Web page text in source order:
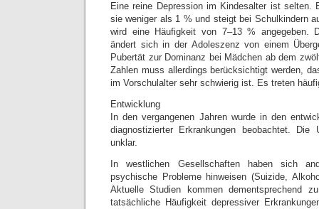
Eine reine Depression im Kindesalter ist selten.
sie weniger als 1 % und steigt bei Schulkindern
wird eine Häufigkeit von 7–13 % angegeben.
ändert sich in der Adoleszenz von einem
Pubertät zur Dominanz bei Mädchen ab dem
Zahlen muss allerdings berücksichtigt werden,
im Vorschulalter sehr schwierig ist. Es treten
Entwicklung
In den vergangenen Jahren wurde in den
diagnostizierter Erkrankungen beobachtet.
unklar.
In westlichen Gesellschaften haben sich
psychische Probleme hinweisen (Suizide,
Aktuelle Studien kommen dementsprechend
tatsächliche Häufigkeit depressiver